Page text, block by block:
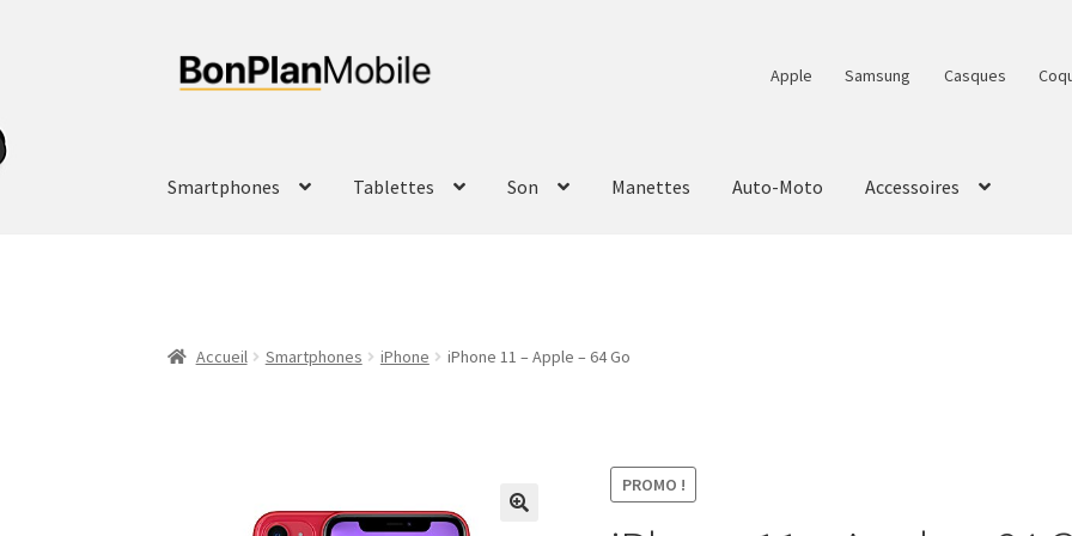
Aller
Aller
au
Apple Samsung Casques
Smartphones Tablettes Son Manettes Auto-Moto Accessoires
Accueil Smartphones iPhone iPhone 11 – Apple – 64 Go
PROMO !